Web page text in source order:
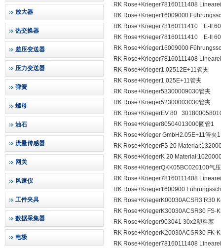
放大器
热交换器
差压变送器
压力变送器
弹簧
螺母
油石
流量传感器
网关
风速仪
工件夹具
数据采集器
电极
RK Rose+Krieger78160111408
RK Rose+Krieger16009000
RK Rose+Krieger78160111410 E-II
RK Rose+Krieger78160111410 E-II
RK Rose+Krieger16009000
RK Rose+Krieger78160111408
RK Rose+Krieger1.02512E+11管夹
RK Rose+Krieger1.025E+11管夹
RK Rose+Krieger53300009030管夹
RK Rose+Krieger52300003030管夹
RK Rose+KriegerEV 80
RK Rose+Krieger80504013000圆管1
RK Rose+Krieger GmbH2.05E+11管夹1
RK Rose+KriegerFS 20
RK Rose+KriegerK 20
RK Rose+KriegerQKK05BC020100气
RK Rose+Krieger78160111408
RK Rose+Krieger1600900
RK Rose+KriegerK00030ACSR3 R30
RK Rose+KriegerK30030ACSR30 FS-
RK Rose+Krieger903041 30x2塑料塞
RK Rose+KriegerK20030ACSR30 FK-
RK Rose+Krieger78160111408